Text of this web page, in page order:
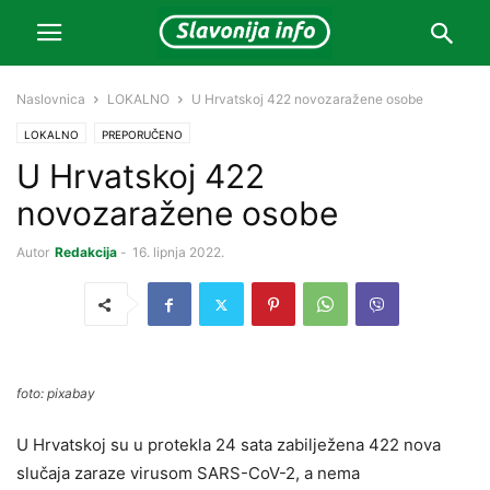
Naslovnica LOKALNO U Hrvatskoj 422 novozaražene osobe
LOKALNO PREPORUČENO
U Hrvatskoj 422
novozaražene osobe
Autor Redakcija - 16. lipnja 2022.
foto: pixabay
U Hrvatskoj su u protekla 24 sata zabilježena 422 nova
slučaja zaraze virusom SARS-CoV-2, a nema